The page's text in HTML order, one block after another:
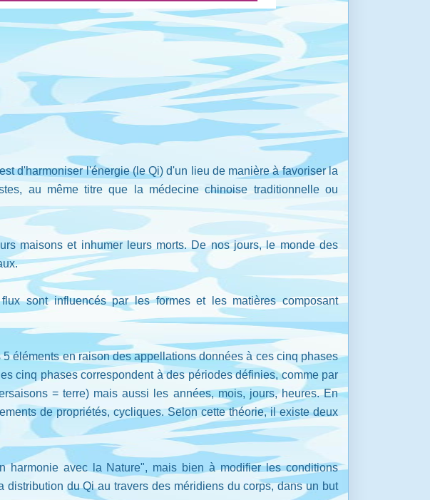
d'harmoniser l'énergie (le Qi) d'un lieu de manière à favoriser la
au même titre que la médecine chinoise traditionnelle ou
maisons et inhumer leurs morts. De nos jours, le monde des
sont influencés par les formes et les matières composant
éléments en raison des appellations données à ces cinq phases
cinq phases correspondent à des périodes définies, comme par
= terre) mais aussi les années, mois, jours, heures. En
de propriétés, cycliques. Selon cette théorie, il existe deux
avec la Nature", mais bien à modifier les conditions
du Qi au travers des méridiens du corps, dans un but